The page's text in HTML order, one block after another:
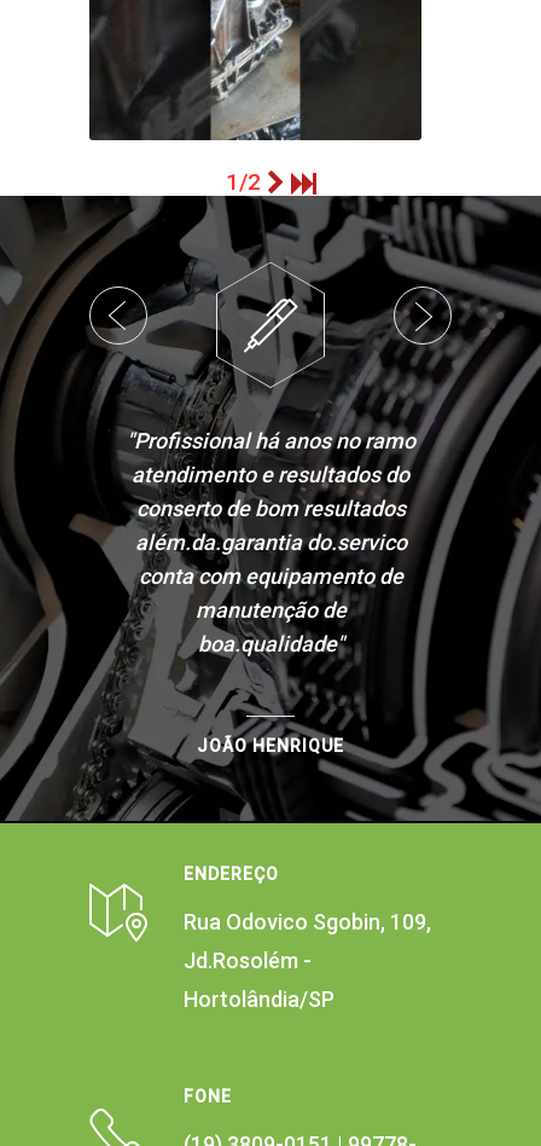
1/2
"Profissional há anos no ramo
atendimento e resultados do
conserto de bom resultados
além.da.garantia do.servico
conta com equipamento de
manutenção de
boa.qualidade"
JOÃO HENRIQUE
ENDEREÇO
Rua Odovico Sgobin, 109,
Jd.Rosolém -
Hortolândia/SP
FONE